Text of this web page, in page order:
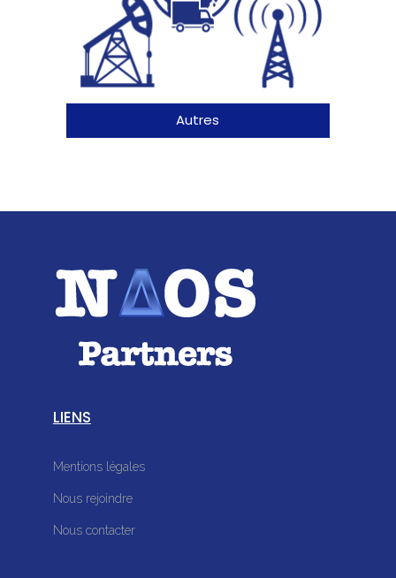
Autres
LIENS
Mentions légales
Nous rejoindre
Nous contacter